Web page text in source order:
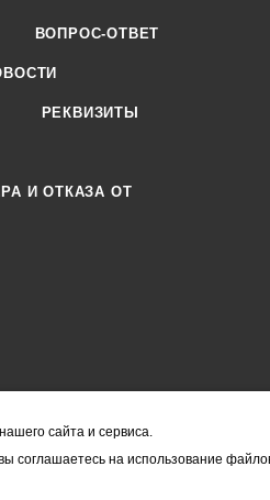
ВОПРОС-ОТВЕТ
РЕКВИЗИТЫ
И ОТКАЗА ОТ
не являются офертой (в
стоимость товара
сайта и сервиса.
соглашаетесь на использование